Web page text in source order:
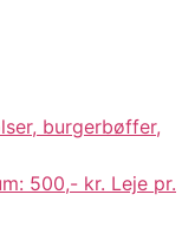
burgerbøffer,
500,- kr. Leje pr.